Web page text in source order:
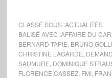
CLASSÉ SOUS :ACTUALITÉS
BALISÉ AVEC :AFFAIRE DU
BERNARD TAPIE BRUNO
CHRISTINE LAGARDE
SAUMURE DOMINIQUE
FLORENCE CASSEZ, FMI,